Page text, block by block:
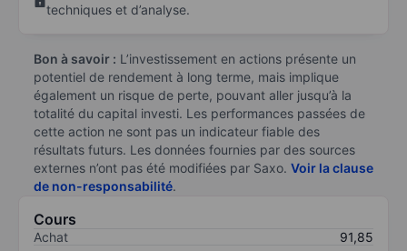
techniques et d’analyse.
Bon à savoir : L’investissement en actions présente un
potentiel de rendement à long terme, mais implique
également un risque de perte, pouvant aller jusqu’à la
totalité du capital investi. Les performances passées de
cette action ne sont pas un indicateur fiable des
résultats futurs. Les données fournies par des sources
externes n’ont pas été modifiées par Saxo. Voir la clause
de non-responsabilité.
Cours
Achat
91,85